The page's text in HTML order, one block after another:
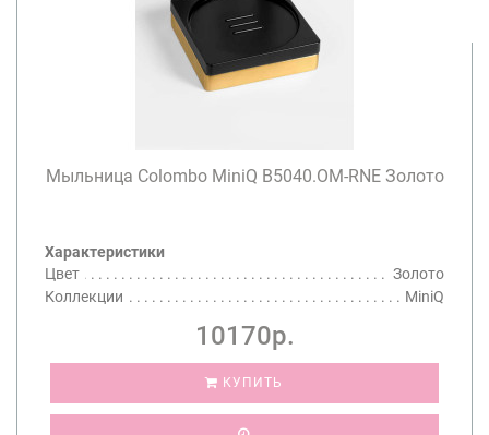
Мыльница Colombo MiniQ B5040.OM-RNE Золото
Характеристики
Цвет
Золото
Коллекции
MiniQ
10170р.
КУПИТЬ